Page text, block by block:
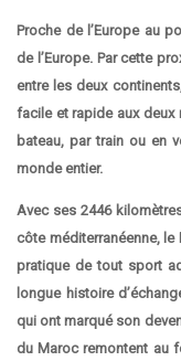
Proche de l’Europe au
de l’Europe. Par cette
entre les deux
facile et rapide aux deux
bateau, par train ou en
monde entier.
Avec ses 2446
côte méditerranéenne,
pratique de tout sport
longue histoire
qui ont marqué son
du Maroc remontent au